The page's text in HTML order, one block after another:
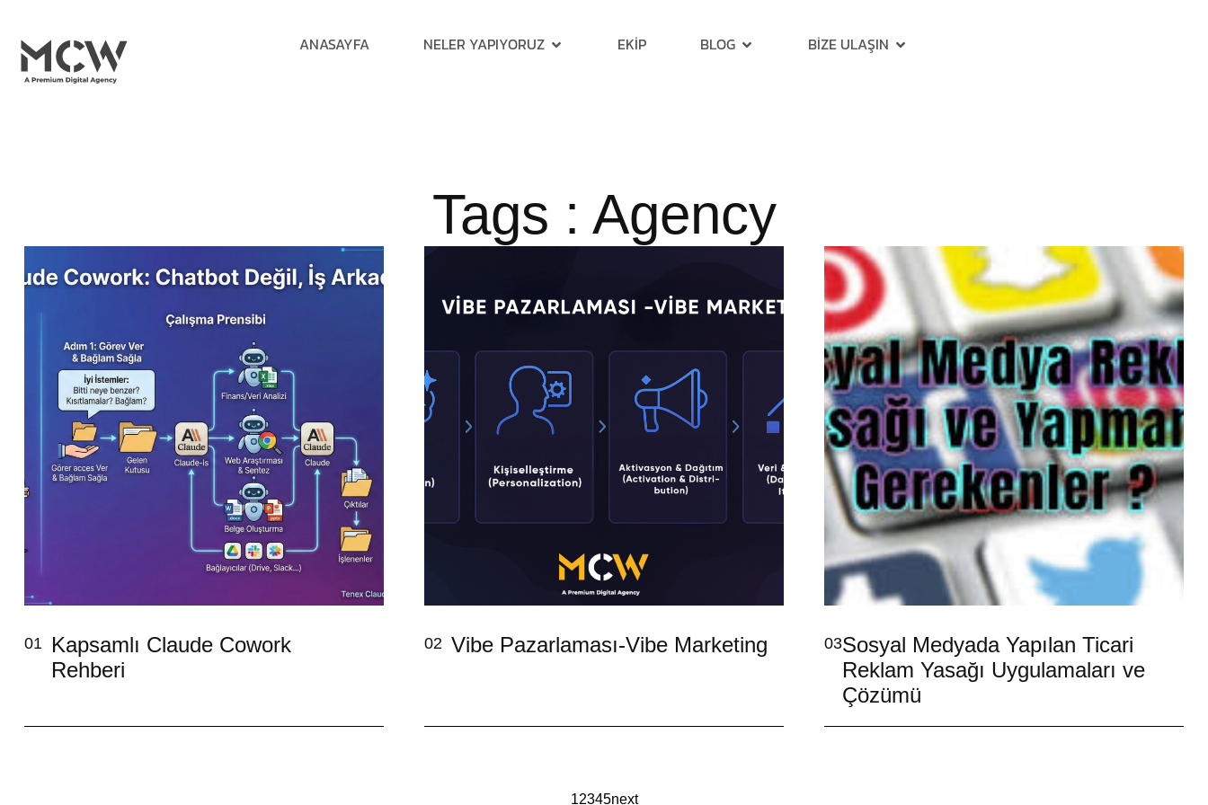
ANASAYFA NELER YAPIYORUZ EKIP BLOG BIZE ULAŞIN
Tags : Agency
01 Kapsamlı Claude Cowork
Rehberi
02 Vibe Pazarlaması-Vibe Marketing 03Sosyal Medyada Yapılan Ticari
Reklam Yasağı Uygulamaları ve
Çözümü
12345next